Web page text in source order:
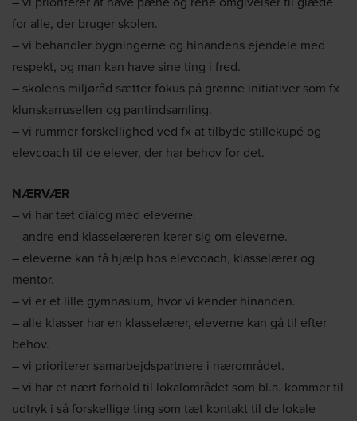
for alle, der bruger skolen.
– vi behandler bygningerne og hinandens ejendele med
respekt, og man kan have sine ting i fred.
– skolens miljøråd sætter fokus på grønne initiativer som fx
klunskarrusellen og pantindsamling.
– vi rummer forskellighed ved fx at tilbyde stillekupé og
elevcoach til de elever, der har behov for det.
NÆRVÆR
– vi har tæt dialog med eleverne.
– andre end klasselæreren kerer sig om eleverne.
– eleverne kan få hjælp hos elevcoach, klasselærer og
mentor.
– vi er et lille gymnasium, hvor vi kender hinanden.
– alle klasser har en klasselærer, eleverne kan gå til efter
behov.
– vi prioriterer samarbejdspartnere i nærområdet.
– vi har et nært forhold til lokalområdet som bl.a. kommer til
udtryk i så forskellige ting som tæt kontakt til de lokale